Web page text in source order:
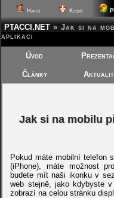
Hafíci Kočičí
PTACCI.NET » Jak si na
aplikaci
Úvod
Články
Jak si na mobilu
Pokud máte mobilní telefon
(iPhone), máte možnost
budete mít naši ikonku v
web stejně, jako kdybyste
zobrazí na celou stránku